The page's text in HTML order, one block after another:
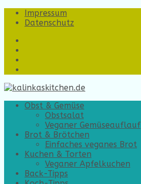
Impressum
Datenschutz
Obst & Gemüse
Obstsalat
Veganer Gemüseauflauf
Brot & Brötchen
Einfaches veganes Brot
Kuchen & Torten
Veganer Apfelkuchen
Back-Tipps